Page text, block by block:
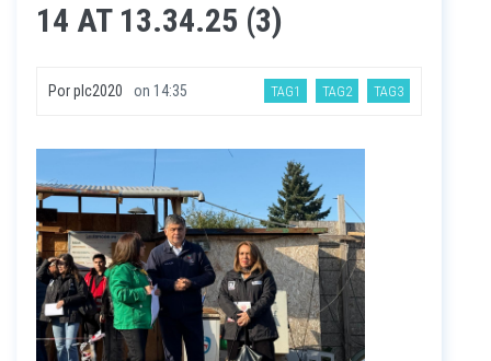
14 AT 13.34.25 (3)
Porplc2020 on 14:35 TAG1 TAG2 TAG3